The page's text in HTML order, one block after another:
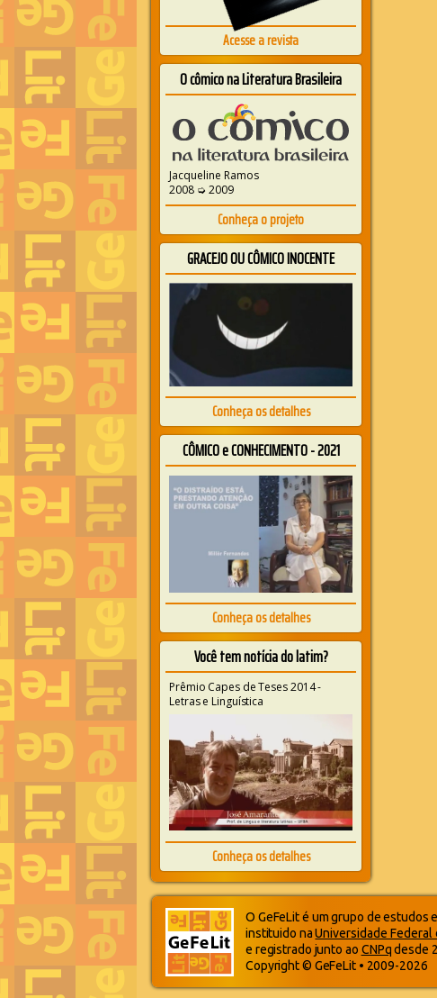
Acesse a revista
O cômico na Literatura Brasileira
Jacqueline Ramos
2008 ➭ 2009
Conheça o projeto
GRACEJO OU CÔMICO INOCENTE
Conheça os detalhes
CÔMICO e CONHECIMENTO - 2021
Conheça os detalhes
Você tem notícia do latim?
Prêmio Capes de Teses 2014 -
Letras e Linguística
Conheça os detalhes
O GeFeLit é um grupo de estudos
instituido naUniversidade Federal
e registrado junto ao CNPqdesde
Copyright © GeFeLit • 2009-2026